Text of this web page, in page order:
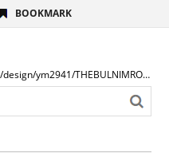
BOOKMARK
/design/ym2941/THEBULNIMROGO.png